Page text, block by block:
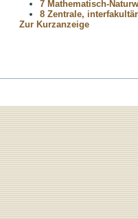
7 Mathematisch-
8 Zentrale,
Zur Kurzanzeige